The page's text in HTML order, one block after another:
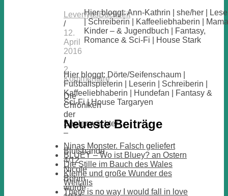
LevenyasBuchzeit
/
12.
April
2016
/
2
Kommentare
Die
Chroniken
der
Seelenwächter
–
Blutsbande
4/12
Nicole
Böhm
wurde
Hier bloggt: Ann-Kathrin | she/her |
| Schreiberin | Kaffeeliebhaberin |
Kinder – & Jugendbuch | Fantasy,
Romance & Sci-Fi | House Stark
Hier bloggt: Dörte/Seifenschaum |
Fußballspielerin | Leserin | Schreiberin |
Kaffeeliebhaberin | Hundefan | Fantasy &
Sci-Fi | House Targaryen
Neueste Beiträge
Ninas Monster. Falsch geliefert
BLUEY – Wo ist Bluey? an Ostern
Die Stille im Bauch des Wales
Kleine und große Wunder des
Weltalls
There is no way I would fall in love